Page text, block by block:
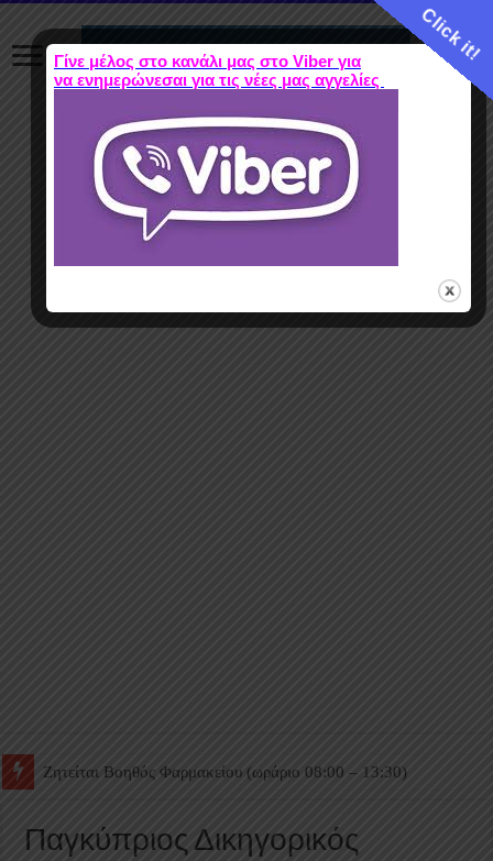
Ζητείται Βοηθός Θαλάμου
Παγκύπριος Δικηγορικός
Click it!
Γίνε μέλος στο κανάλι μας στο Viber για
να ενημερώνεσαι για τις νέες μας αγγελίες